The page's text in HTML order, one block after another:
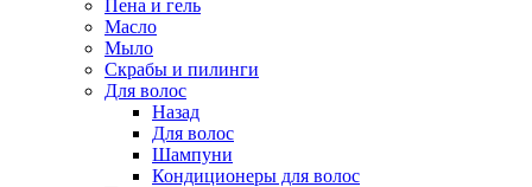
Пена и гель
Масло
Мыло
Скрабы и пилинги
Для волос
Назад
Для волос
Шампуни
Кондиционеры для волос